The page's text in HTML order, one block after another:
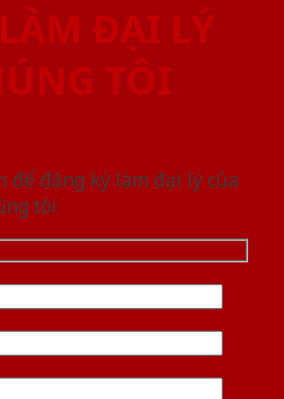
ĐẠI LÝ
TÔI
đăng ký làm đại lý của
tôi